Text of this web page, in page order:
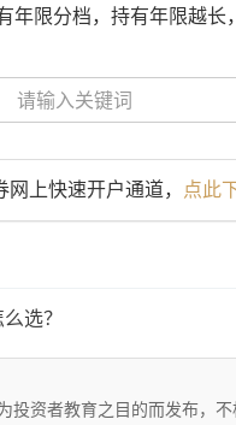
年限分档，持有年限越长
上快速开户通道， 点此
选？
投资者教育之目的而发布，